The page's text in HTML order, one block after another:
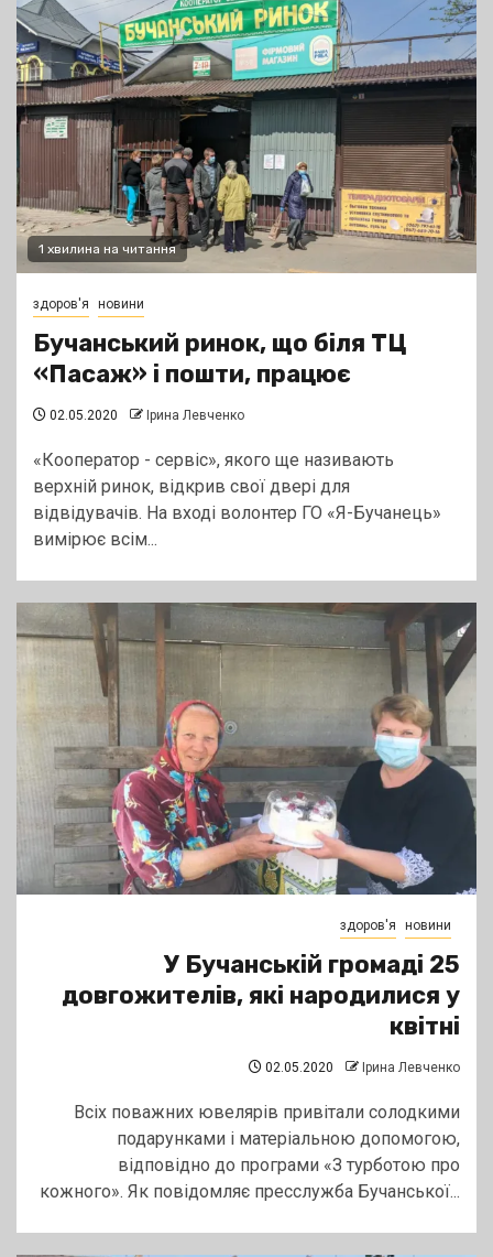
1 хвилина на читання
здоров'я новини
Бучанський ринок, що біля ТЦ
«Пасаж» і пошти, працює
02.05.2020 Ірина Левченко
«Кооператор - сервіс», якого ще називають
верхній ринок, відкрив свої двері для
відвідувачів. На вході волонтер ГО «Я-Бучанець»
вимірює всім...
здоров'я новини
У Бучанській громаді 25
довгожителів, які народилися у
квітні
02.05.2020 Ірина Левченко
Всіх поважних ювелярів привітали солодкими
подарунками і матеріальною допомогою,
відповідно до програми «З турботою про
кожного». Як повідомляє пресслужба Бучанської...